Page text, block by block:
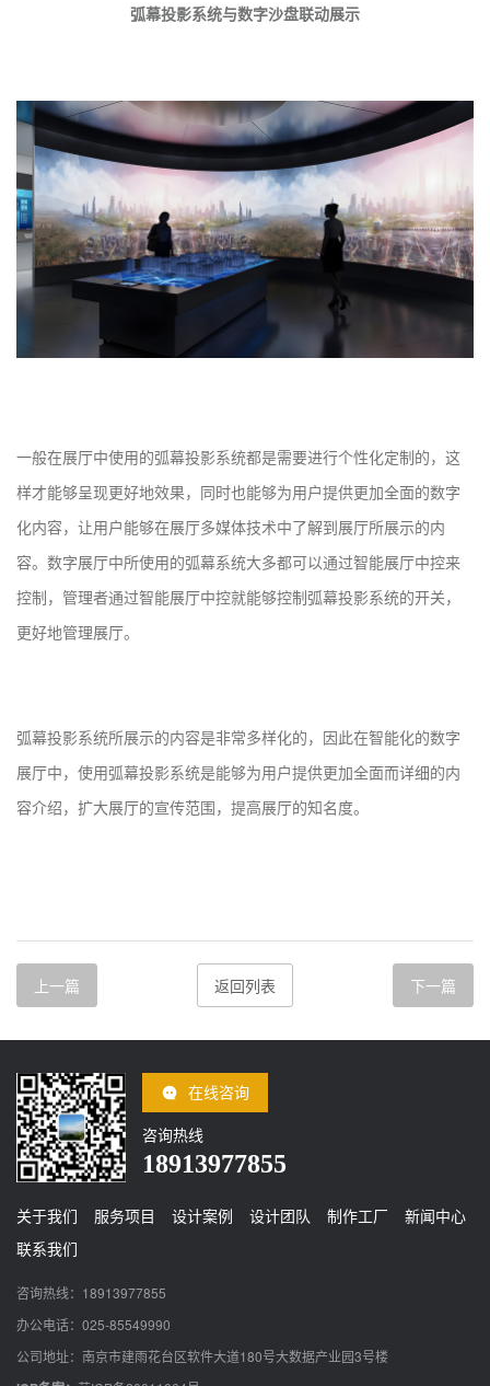
弧幕投影系统与数字沙盘联动展示
一般在展厅中使用的弧幕投影系统都是需要进行个性化定制的，这
样才能够呈现更好地效果，同时也能够为用户提供更加全面的数字
化内容，让用户能够在展厅多媒体技术中了解到展厅所展示的内
容。数字展厅中所使用的弧幕系统大多都可以通过智能展厅中控来
控制，管理者通过智能展厅中控就能够控制弧幕投影系统的开关，
更好地管理展厅。
弧幕投影系统所展示的内容是非常多样化的，因此在智能化的数字
展厅中，使用弧幕投影系统是能够为用户提供更加全面而详细的内
容介绍，扩大展厅的宣传范围，提高展厅的知名度。
上一篇 返回列表 下一篇
在线咨询
咨询热线
18913977855
关于我们 服务项目 设计案例 设计团队 制作工厂
新闻中心
联系我们
咨询热线：18913977855
办公电话：025-85549990
公司地址：南京市建雨花台区软件大道180号大数据产业园3号楼